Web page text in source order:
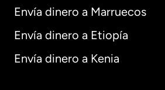
Envía dinero a Marruecos
Envía dinero a Etiopía
Envía dinero a Kenia